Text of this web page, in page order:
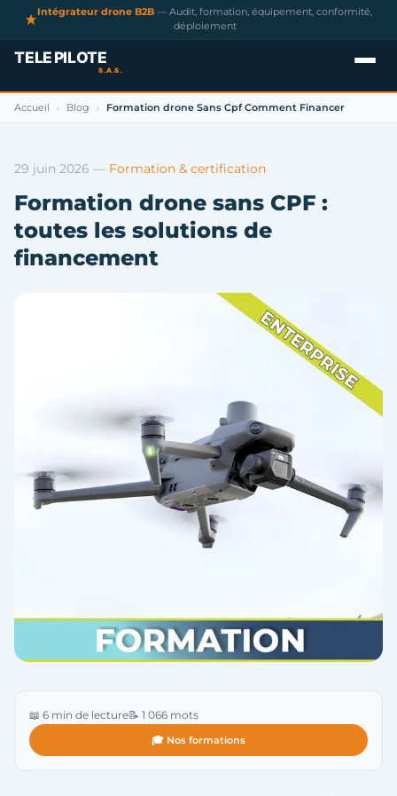
Intégrateur drone B2B — Audit, formation, équipement, conformité,
déploiement
Accueil › Blog › Formation drone Sans Cpf Comment Financer
29 juin 2026 — Formation & certification
Formation drone sans CPF :
toutes les solutions de
financement
📖 6 min de lecture📝 1 066 mots
🎓 Nos formations